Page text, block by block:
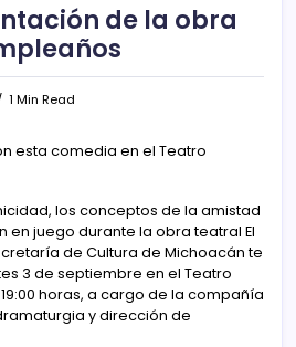
de la obra
1 Min Read
esta comedia en el Teatro
los conceptos de la amistad
en juego durante la obra teatral El
de Cultura de Michoacán te
3 de septiembre en el Teatro
horas, a cargo de la compañía
y dirección de